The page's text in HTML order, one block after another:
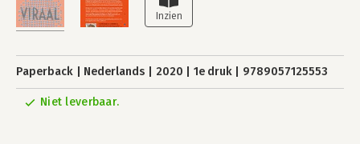
Paperback Nederlands 2020 1e druk 9789057125553
Niet leverbaar.